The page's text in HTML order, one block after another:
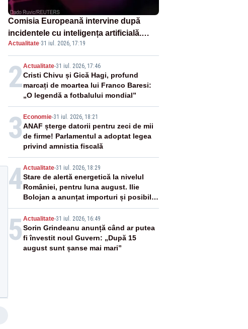
Comisia Europeană intervine după
incidentele cu inteligența artificială.
OpenAI și Anthropic, vizate
Actualitate·31 iul. 2026, 17:19
2Actualitate-31 iul. 2026, 17:46
Cristi Chivu și Gică Hagi, profund
marcați de moartea lui Franco Baresi:
„O legendă a fotbalului mondial”
3 Economie-31 iul. 2026, 18:21
ANAF șterge datorii pentru zeci de mii
de firme! Parlamentul a adoptat legea
privind amnistia fiscală
4Actualitate-31 iul. 2026, 18:29
Stare de alertă energetică la nivelul
României, pentru luna august. Ilie
Bolojan a anunțat importuri și posibile
restricții – VIDEO
5 Actualitate-31 iul. 2026, 16:49
Sorin Grindeanu anunță când ar putea
fi învestit noul Guvern: „După 15
august sunt șanse mai mari”